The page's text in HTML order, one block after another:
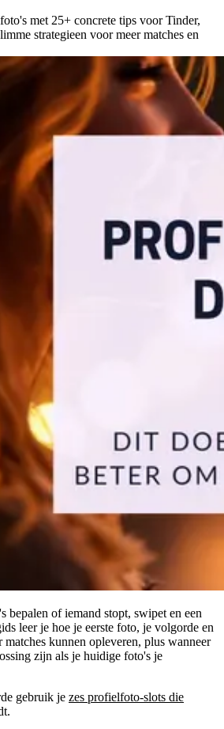
met 25+ concrete tips voor Tinder,
strategieen voor meer matches en
bepalen of iemand stopt, swipet en een
leer je hoe je eerste foto, je volgorde en
matches kunnen opleveren, plus wanneer
zijn als je huidige foto's je
gebruik je zes profielfoto-slots die